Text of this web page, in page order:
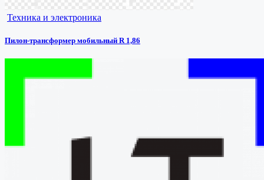
Техника и электроника
Пилон-трансформер мобильный R 1,86